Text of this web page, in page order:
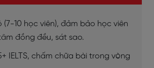
(7-10 học viên), đảm bảo học viên
đồng đều, sát sao.
IELTS, chấm chữa bài trong vòng